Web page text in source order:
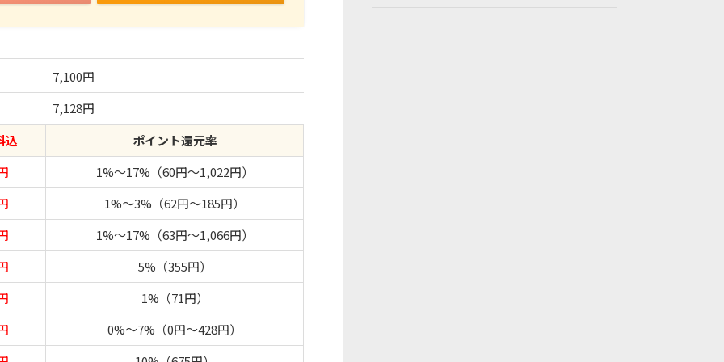
7,100円
7,128円
込
ポイント還元率
1%〜17%（60円〜1,022円）
1%〜3%（62円〜185円）
1%〜17%（63円〜1,066円）
5%（355円）
1%（71円）
0%〜7%（0円〜428円）